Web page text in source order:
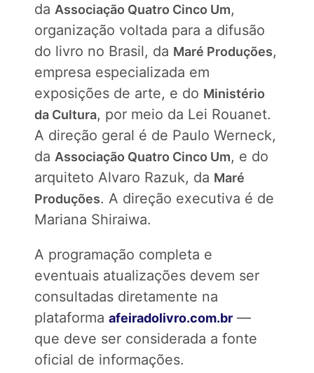
da Associação Quatro Cinco Um,
organização voltada para a difusão
do livro no Brasil, da Maré Produções,
empresa especializada em
exposições de arte, e do Ministério
da Cultura, por meio da Lei Rouanet.
A direção geral é de Paulo Werneck,
da Associação Quatro Cinco Um, e do
arquiteto Alvaro Razuk, da Maré
Produções. A direção executiva é de
Mariana Shiraiwa.
A programação completa e
eventuais atualizações devem ser
consultadas diretamente na
plataforma afeiradolivro.com.br —
que deve ser considerada a fonte
oficial de informações.